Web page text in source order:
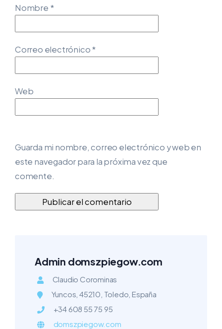
Nombre *
Correo electrónico*
Web
Guarda mi nombre, correo electrónico y web en
este navegador para la próxima vez que
comente.
Admin domszpiegow.com
Claudio Corominas
Yuncos, 45210, Toledo, España
+34 608 55 75 95
domszpiegow.com